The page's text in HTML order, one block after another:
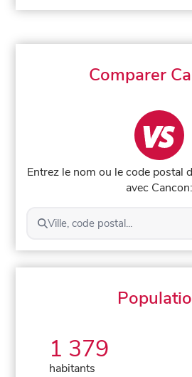
Comparer
Entrez le nom ou le code postal
avec Cancon:
Ville, code postal...
1 379
habitants